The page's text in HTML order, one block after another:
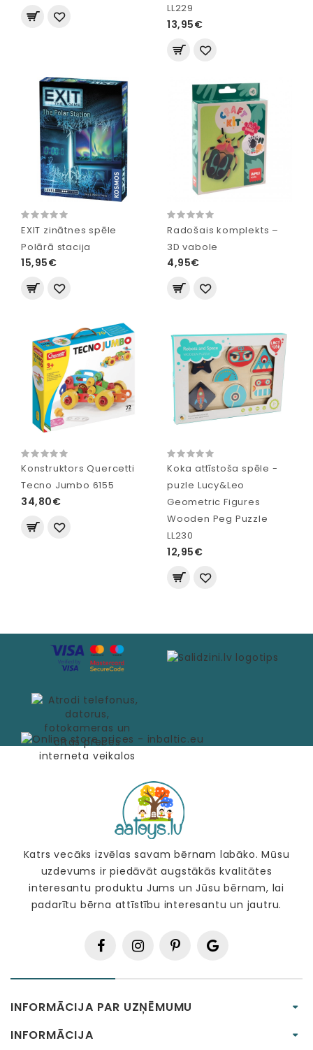
LL229
13,95€
EXIT zinātnes spēle
Polārā stacija
15,95€
Radošais komplekts –
3D vabole
4,95€
Konstruktors Quercetti
Tecno Jumbo 6155
34,80€
Koka attīstoša spēle -
puzle Lucy&Leo
Geometric Figures
Wooden Peg Puzzle
LL230
12,95€
Katrs vecāks izvēlas savam bērnam labāko. Mūsu
uzdevums ir piedāvāt augstākās kvalitātes
interesantu produktu Jums un Jūsu bērnam, lai
padarītu bērna attīstību interesantu un jautru.
INFORMĀCIJA PAR UZŅĒMUMU
INFORMĀCIJA